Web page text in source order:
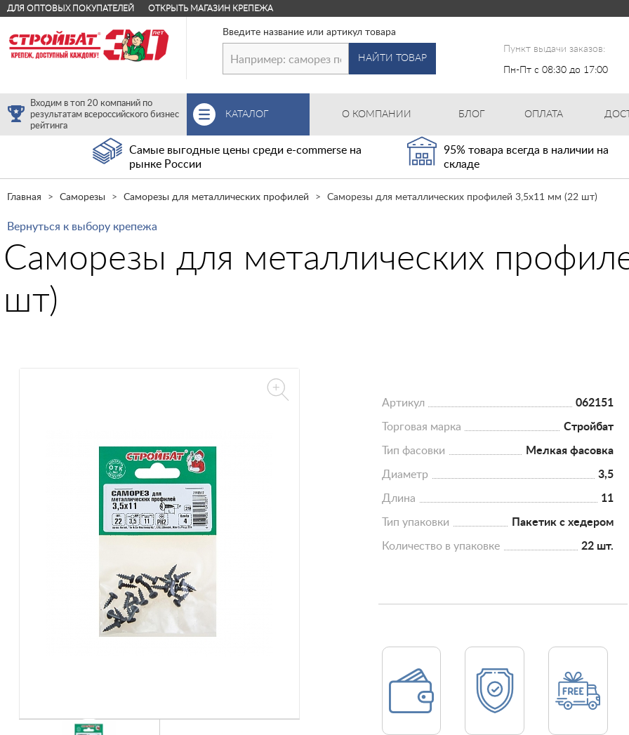
ДЛЯ ОПТОВЫХ ПОКУПАТЕЛЕЙ ОТКРЫТЬ МАГАЗИН КРЕПЕЖА
Введите название или артикул товара
НАЙТИ ТОВАР
Пункт выдачи заказов:
Пн-Пт с 08:30 до 17:00
Входим в топ 20 компаний по
результатам всероссийского бизнес
рейтинга
КАТАЛОГ О КОМПАНИИ БЛОГ ОПЛАТА
Самые выгодные цены среди e-commerse на
рынке России
95% товара всегда в наличии на
складе
Главная Саморезы Саморезы для металлических профилей Саморезы для металлических профилей 3,5х11 мм (22 шт)
Вернуться к выбору крепежа
Саморезы для металлических
шт)
Артикул 062151
Торговая марка Стройбат
Тип фасовки Мелкая фасовка
Диаметр 3,5
Длина 11
Тип упаковки Пакетик с хедером
Количество в упаковке 22 шт.